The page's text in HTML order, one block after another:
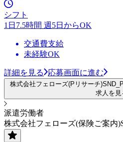
シフト
1日7.5時間 週5日からOK
交通費支給
未経験OK
詳細を見る 応募画面に進む
株式会社フェローズ(Pリサーチ
求人を見
派遣労働者
株式会社フェローズ(保険ご案内